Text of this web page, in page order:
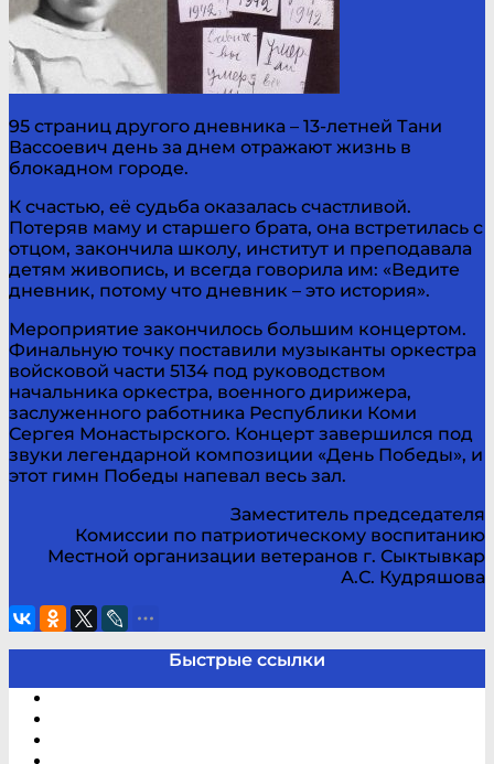
95 страниц другого дневника – 13-летней Тани
Вассоевич день за днем отражают жизнь в
блокадном городе.
К счастью, её судьба оказалась счастливой.
Потеряв маму и старшего брата, она встретилась с
отцом, закончила школу, институт и преподавала
детям живопись, и всегда говорила им: «Ведите
дневник, потому что дневник – это история».
Мероприятие закончилось большим концертом.
Финальную точку поставили музыканты оркестра
войсковой части 5134 под руководством
начальника оркестра, военного дирижера,
заслуженного работника Республики Коми
Сергея Монастырского. Концерт завершился под
звуки легендарной композиции «День Победы», и
этот гимн Победы напевал весь зал.
Заместитель председателя
Комиссии по патриотическому воспитанию
Местной организации ветеранов г. Сыктывкар
А.С. Кудряшова
Быстрые ссылки